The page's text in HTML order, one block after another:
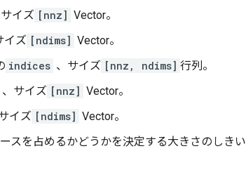
イズ [nnz] Vector。
イズ [ndims] Vector。
indices 、サイズ [nnz, ndims] 行列。
、サイズ [nnz] Vector。
イズ [ndims] Vector。
スを占めるかどうかを決定する大きさのしきい